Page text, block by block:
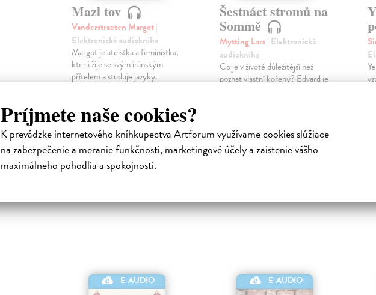
Príjmete naše cookies?
K prevádzke internetového kníhkupectva Artforum využívame cookies slúžiace
na zabezpečenie a meranie funkčnosti, marketingové účely a zaistenie vášho
maximálneho pohodlia a spokojnosti.
Mazl tov
Vanderstraeten Margot|
Elektronická audiokniha
Margot je ateistka a feministka,
která žije se svým íránským
přítelem a studuje jazyky.
Na stiahnutie ako MP3
14,00 €
Šestnáct stromů na
Sommě
Mytting Lars| Elektronická
audiokniha
Co je v životě důležitější než
poznat vlastní kořeny? Edvard je
17,92 €
E-AUDIO E-AUDIO